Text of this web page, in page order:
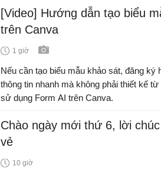
[Video] Hướng dẫn tạo biểu
trên Canva
1 giờ
Nếu cần tạo biểu mẫu khảo sát, đăng ký
thông tin nhanh mà không phải thiết kế
sử dụng Form AI trên Canva.
Chào ngày mới thứ 6, lời
vẻ
10 giờ